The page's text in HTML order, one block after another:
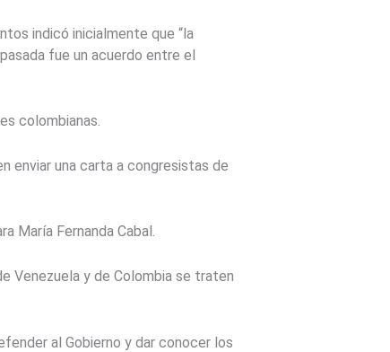
indicó inicialmente que “la
fue un acuerdo entre el
colombianas.
enviar una carta a congresistas de
María Fernanda Cabal.
Venezuela y de Colombia se traten
al Gobierno y dar conocer los